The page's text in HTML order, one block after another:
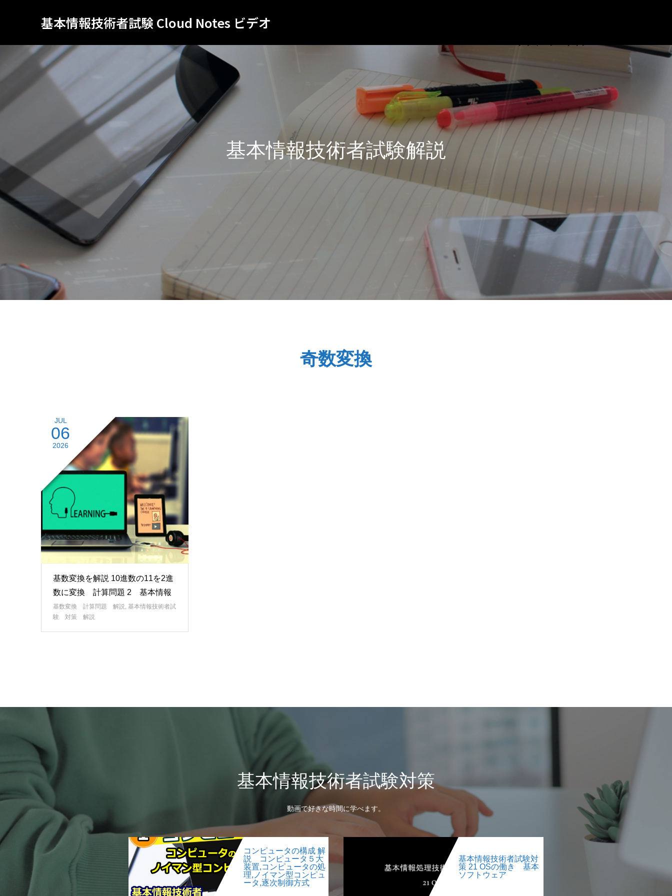
基本情報技術者試験 Cloud Notes ビデオ
基本情報技術者試験解説
奇数変換
JUL
06
2026
基数変換を解説 10進数の11を2進
数に変換 計算問題 2 基本情報
基数変換 計算問題 解説, 基本情報技術者試
験 対策 解説
基本情報技術者試験対策
動画で好きな時間に学べます。
コンピュータの構成 解
説 コンピュータ５大
装置,コンピュータの処
理,ノイマン型コンピュ
ータ,逐次制御方式
基本情報技術者試験対
策 21 OSの働き 基本
ソフトウェア